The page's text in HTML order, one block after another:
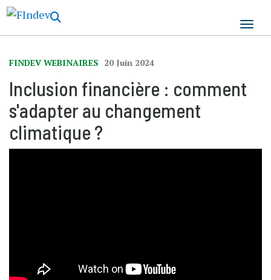
principal
FINDEV WEBINAIRES 20 Juin 2024
Inclusion financière : comment
s'adapter au changement
climatique ?